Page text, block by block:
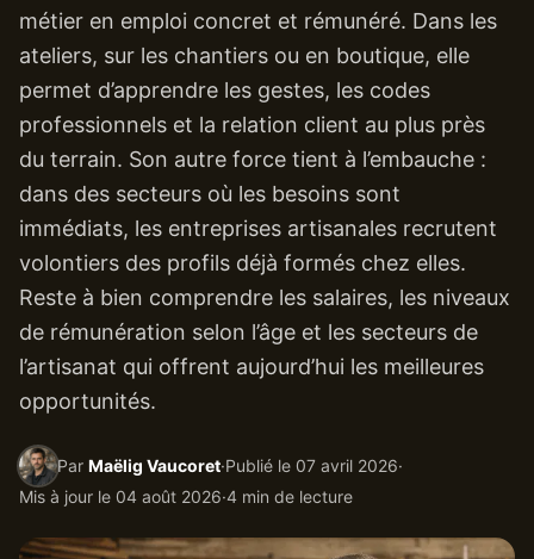
métier en emploi concret et rémunéré. Dans les
ateliers, sur les chantiers ou en boutique, elle
permet d’apprendre les gestes, les codes
professionnels et la relation client au plus près
du terrain. Son autre force tient à l’embauche :
dans des secteurs où les besoins sont
immédiats, les entreprises artisanales recrutent
volontiers des profils déjà formés chez elles.
Reste à bien comprendre les salaires, les niveaux
de rémunération selon l’âge et les secteurs de
l’artisanat qui offrent aujourd’hui les meilleures
opportunités.
Par Maëlig Vaucoret·Publié le 07 avril 2026·
Mis à jour le 04 août 2026·4 min de lecture